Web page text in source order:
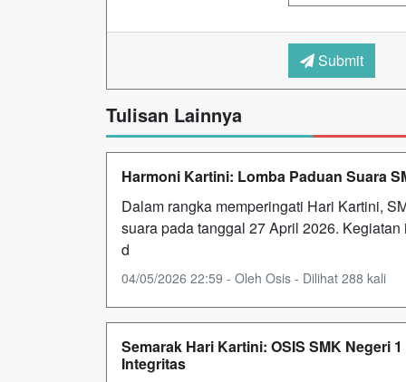
Submit
Tulisan Lainnya
Harmoni Kartini: Lomba Paduan Suara
Dalam rangka memperingati Hari Kartini,
suara pada tanggal 27 April 2026.
d
04/05/2026 22:59 - Oleh Osis - Dilihat 288 kali
Semarak Hari Kartini: OSIS SMK Negeri
Integritas